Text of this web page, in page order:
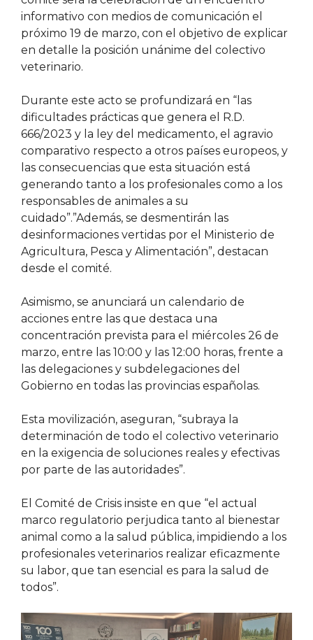
informativo con medios de comunicación el
próximo 19 de marzo, con el objetivo de explicar
en detalle la posición unánime del colectivo
veterinario.
Durante este acto se profundizará en “las
dificultades prácticas que genera el R.D.
666/2023 y la ley del medicamento, el agravio
comparativo respecto a otros países europeos, y
las consecuencias que esta situación está
generando tanto a los profesionales como a los
responsables de animales a su
cuidado”.”Además, se desmentirán las
desinformaciones vertidas por el Ministerio de
Agricultura, Pesca y Alimentación”, destacan
desde el comité.
Asimismo, se anunciará un calendario de
acciones entre las que destaca una
concentración prevista para el miércoles 26 de
marzo, entre las 10:00 y las 12:00 horas, frente a
las delegaciones y subdelegaciones del
Gobierno en todas las provincias españolas.
Esta movilización, aseguran, “subraya la
determinación de todo el colectivo veterinario
en la exigencia de soluciones reales y efectivas
por parte de las autoridades”.
El Comité de Crisis insiste en que “el actual
marco regulatorio perjudica tanto al bienestar
animal como a la salud pública, impidiendo a los
profesionales veterinarios realizar eficazmente
su labor, que tan esencial es para la salud de
todos”.